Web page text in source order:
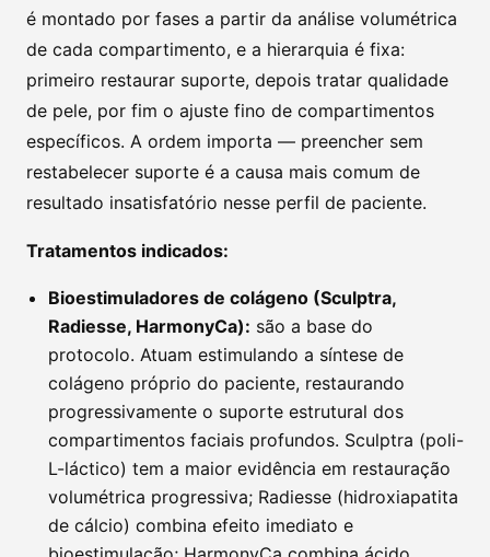
é montado por fases a partir da análise volumétrica
de cada compartimento, e a hierarquia é fixa:
primeiro restaurar suporte, depois tratar qualidade
de pele, por fim o ajuste fino de compartimentos
específicos. A ordem importa — preencher sem
restabelecer suporte é a causa mais comum de
resultado insatisfatório nesse perfil de paciente.
Tratamentos indicados:
Bioestimuladores de colágeno (Sculptra,
Radiesse, HarmonyCa): são a base do
protocolo. Atuam estimulando a síntese de
colágeno próprio do paciente, restaurando
progressivamente o suporte estrutural dos
compartimentos faciais profundos. Sculptra (poli-
L-láctico) tem a maior evidência em restauração
volumétrica progressiva; Radiesse (hidroxiapatita
de cálcio) combina efeito imediato e